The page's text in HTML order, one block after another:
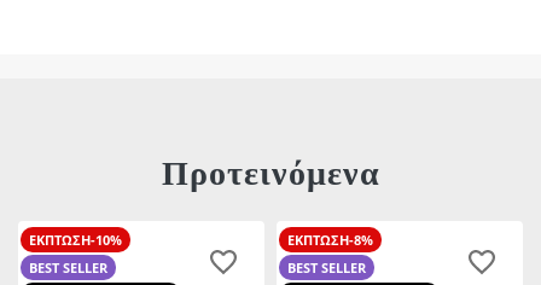
Προτεινόμενα
ΕΚΠΤΩΣΗ-10%
BEST SELLER
ΕΚΠΤΩΣΗ-8%
BEST SELLER